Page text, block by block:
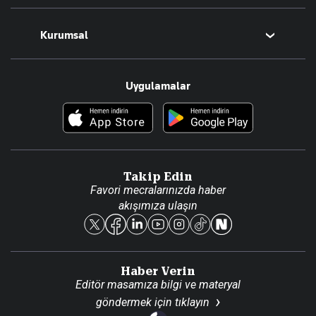
Magazin
Teknoloji
Resmî Ilanlar
Foto Haber
Kurumsal
Hakkımızda
Künye
Reklam Ver
Uygulamalar
Takip Edin
Favori mecralarınızda haber
akışımıza ulaşın
Haber Verin
Editör masamıza bilgi ve materyal
göndermek için tıklayın